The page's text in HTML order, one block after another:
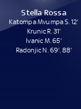
Stella Rossa
Katompa Mvumpa S. 12'
Krunic R. 31'
Ivanic M. 65'
Radonjic N. 69', 88'